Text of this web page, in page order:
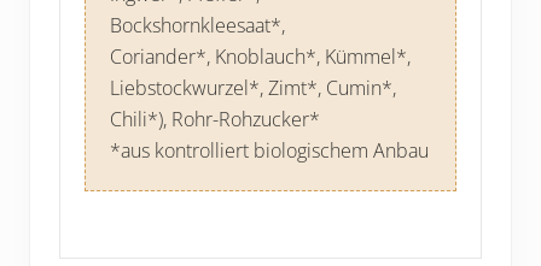
Bockshornkleesaat*,
Coriander*, Knoblauch*, Kümmel*,
Liebstockwurzel*, Zimt*, Cumin*,
Chili*), Rohr-Rohzucker*
*aus kontrolliert biologischem Anbau